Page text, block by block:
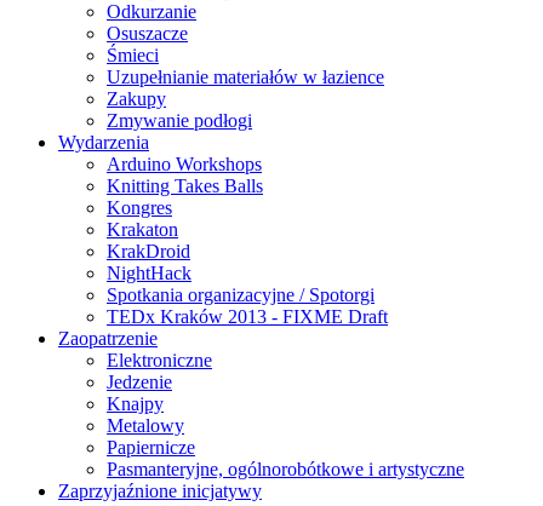
Odkurzanie
Osuszacze
Śmieci
Uzupełnianie materiałów w łazience
Zakupy
Zmywanie podłogi
Wydarzenia
Arduino Workshops
Knitting Takes Balls
Kongres
Krakaton
KrakDroid
NightHack
Spotkania organizacyjne / Spotorgi
TEDx Kraków 2013 - FIXME Draft
Zaopatrzenie
Elektroniczne
Jedzenie
Knajpy
Metalowy
Papiernicze
Pasmanteryjne, ogólnorobótkowe i artystyczne
Zaprzyjaźnione inicjatywy